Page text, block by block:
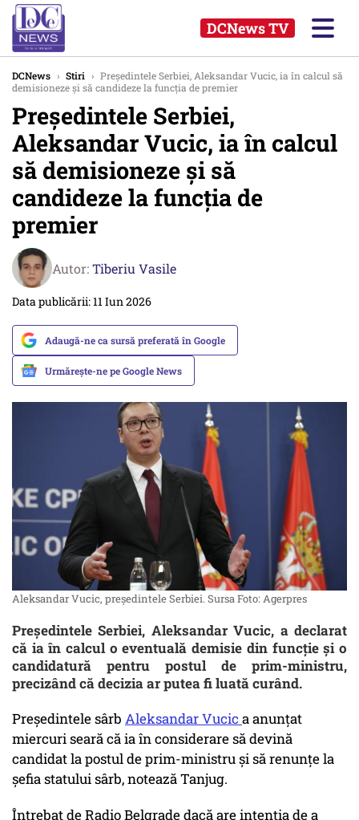
DCNews TV
DCNews › Stiri › Președintele Serbiei, Aleksandar Vucic, ia în calcul să
demisioneze și să candideze la funcția de premier
Președintele Serbiei,
Aleksandar Vucic, ia în calcul
să demisioneze și să
candideze la funcția de
premier
Autor:Tiberiu Vasile
Data publicării: 11 Iun 2026
Adaugă-ne ca sursă preferată în Google
Urmărește-ne pe Google News
Aleksandar Vucic, președintele Serbiei. Sursa Foto: Agerpres
Președintele Serbiei, Aleksandar Vucic, a declarat
că ia în calcul o eventuală demisie din funcție și o
candidatură pentru postul de prim-ministru,
precizând că decizia ar putea fi luată curând.
Preşedintele sârb Aleksandar Vucic a anunţat
miercuri seară că ia în considerare să devină
candidat la postul de prim-ministru şi să renunţe la
şefia statului sârb, notează Tanjug.
Întrebat de Radio Belgrade dacă are intenţia de a